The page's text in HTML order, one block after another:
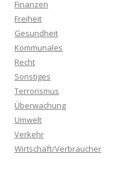
Finanzen
Freiheit
Gesundheit
Kommunales
Recht
Sonstiges
Terrorismus
Überwachung
Umwelt
Verkehr
Wirtschaft/Verbraucher